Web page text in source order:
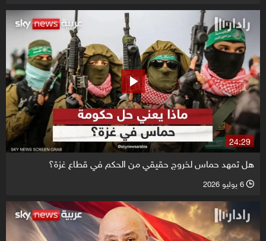
24:29
هل تمهد حماس لخروج حقيقي من الحكم في قطاع غزة؟
l 6 يوليو 2026